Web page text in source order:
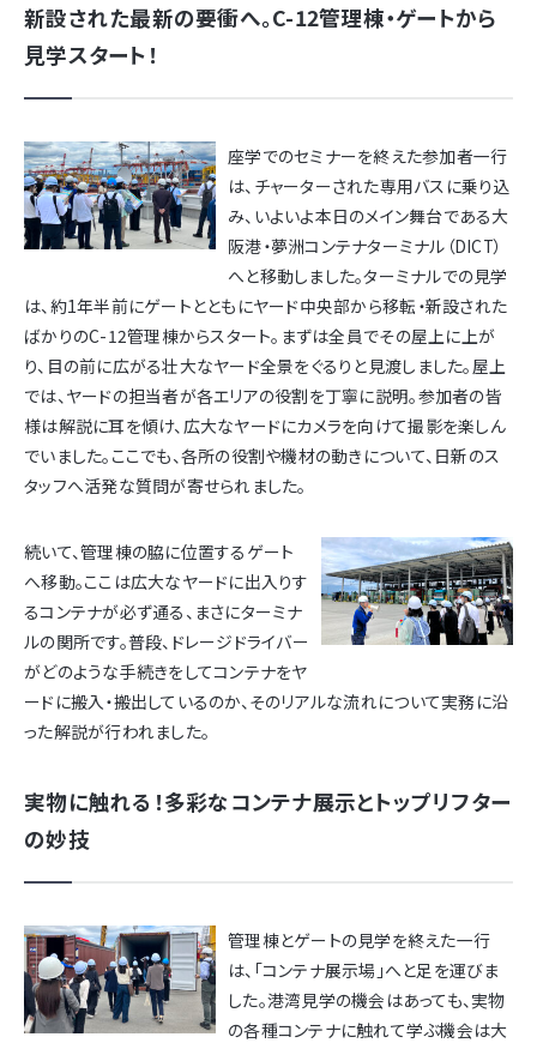
新設された最新の要衝へ。C-12管理棟・ゲートから
見学スタート！
座学でのセミナーを終えた参加者一行
は、チャーターされた専用バスに乗り込
み、いよいよ本日のメイン舞台である大
阪港・夢洲コンテナターミナル（DICT）
へと移動しました。ターミナルでの見学
は、約1年半前にゲートとともにヤード中央部から移転・新設された
ばかりのC-12管理棟からスタート。まずは全員でその屋上に上が
り、目の前に広がる壮大なヤード全景をぐるりと見渡しました。屋上
では、ヤードの担当者が各エリアの役割を丁寧に説明。参加者の皆
様は解説に耳を傾け、広大なヤードにカメラを向けて撮影を楽しん
でいました。ここでも、各所の役割や機材の動きについて、日新のス
タッフへ活発な質問が寄せられました。
続いて、管理棟の脇に位置するゲート
へ移動。ここは広大なヤードに出入りす
るコンテナが必ず通る、まさにターミナ
ルの関所です。普段、ドレージドライバー
がどのような手続きをしてコンテナをヤ
ードに搬入・搬出しているのか、そのリアルな流れについて実務に沿
った解説が行われました。
実物に触れる！多彩なコンテナ展示とトップリフター
の妙技
管理棟とゲートの見学を終えた一行
は、「コンテナ展示場」へと足を運びま
した。港湾見学の機会はあっても、実物
の各種コンテナに触れて学ぶ機会は大